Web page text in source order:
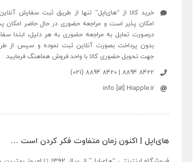
خرید کالا از “های‌اپل” تنها از طریق ثبت سفارش
امکان پذیر است و مراجعه حضوری در حال حاضر امکان
درصورت تمایل به مراجعه حضوری به هر دلیل، ابتدا
بدون پرداخت بصورت آنلاین ثبت نموده و سپس از
جهت تحویل حضوری کالا با واحد فروش هماهنگ فرمایید.
8422 8894 | 8420 8894 (021)
info [at] Hiapple.ir
های‌اپل | اکنون زمان متفاوت فکر کردن است …